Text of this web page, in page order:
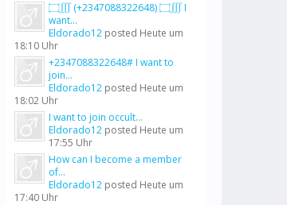
۝∭ (+2347088322648) ۝∭ I
want...
Eldorado12 posted Heute um
18:10 Uhr
+2347088322648# I want to
join...
Eldorado12 posted Heute um
18:02 Uhr
I want to join occult...
Eldorado12 posted Heute um
17:55 Uhr
How can I become a member
of...
Eldorado12 posted Heute um
17:40 Uhr